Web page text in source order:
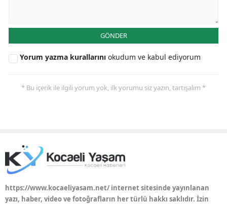
Osmaniye
GÖNDER
Yorum yazma kurallarını okudum ve kabul ediyorum
* Bu içerik ile ilgili yorum yok, ilk yorumu siz yazın, tartışalım *
https://www.kocaeliyasam.net/ internet sitesinde yayınlanan
yazı, haber, video ve fotoğrafların her türlü hakkı saklıdır. İzin